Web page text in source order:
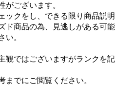
がございます。
ックをし、できる限り商品説明
ド商品の為、見逃しがある可能
い。
観ではございますがランクを記
までにご閲覧ください。